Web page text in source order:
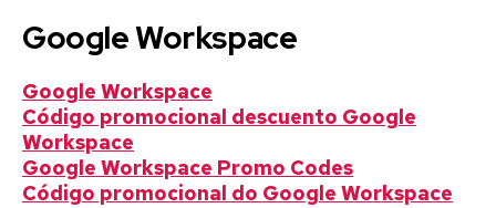
Google Workspace
Google Workspace
Código promocional descuento Google
Workspace
Google Workspace Promo Codes
Código promocional do Google Workspace